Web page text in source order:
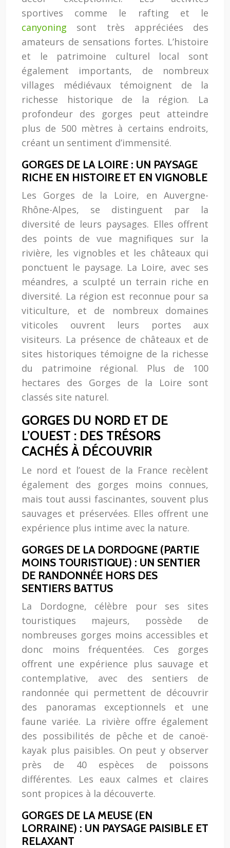
sportives comme le rafting et le
canyoning sont très appréciées des
amateurs de sensations fortes. L’histoire
et le patrimoine culturel local sont
également importants, de nombreux
villages médiévaux témoignent de la
richesse historique de la région. La
profondeur des gorges peut atteindre
plus de 500 mètres à certains endroits,
créant un sentiment d’immensité.
GORGES DE LA LOIRE : UN PAYSAGE
RICHE EN HISTOIRE ET EN VIGNOBLE
Les Gorges de la Loire, en Auvergne-
Rhône-Alpes, se distinguent par la
diversité de leurs paysages. Elles offrent
des points de vue magnifiques sur la
rivière, les vignobles et les châteaux qui
ponctuent le paysage. La Loire, avec ses
méandres, a sculpté un terrain riche en
diversité. La région est reconnue pour sa
viticulture, et de nombreux domaines
viticoles ouvrent leurs portes aux
visiteurs. La présence de châteaux et de
sites historiques témoigne de la richesse
du patrimoine régional. Plus de 100
hectares des Gorges de la Loire sont
classés site naturel.
GORGES DU NORD ET DE
L’OUEST : DES TRÉSORS
CACHÉS À DÉCOUVRIR
Le nord et l’ouest de la France recèlent
également des gorges moins connues,
mais tout aussi fascinantes, souvent plus
sauvages et préservées. Elles offrent une
expérience plus intime avec la nature.
GORGES DE LA DORDOGNE (PARTIE
MOINS TOURISTIQUE) : UN SENTIER
DE RANDONNÉE HORS DES
SENTIERS BATTUS
La Dordogne, célèbre pour ses sites
touristiques majeurs, possède de
nombreuses gorges moins accessibles et
donc moins fréquentées. Ces gorges
offrent une expérience plus sauvage et
contemplative, avec des sentiers de
randonnée qui permettent de découvrir
des panoramas exceptionnels et une
faune variée. La rivière offre également
des possibilités de pêche et de canoë-
kayak plus paisibles. On peut y observer
près de 40 espèces de poissons
différentes. Les eaux calmes et claires
sont propices à la découverte.
GORGES DE LA MEUSE (EN
LORRAINE) : UN PAYSAGE PAISIBLE ET
RELAXANT